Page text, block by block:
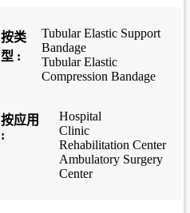
按类
型 :
Tubular Elastic Support
Bandage
Tubular Elastic
Compression Bandage
按应用
:
Hospital
Clinic
Rehabilitation Center
Ambulatory Surgery
Center